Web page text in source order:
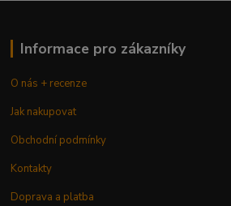
Informace pro zákazníky
O nás + recenze
Jak nakupovat
Obchodní podmínky
Kontakty
Doprava a platba